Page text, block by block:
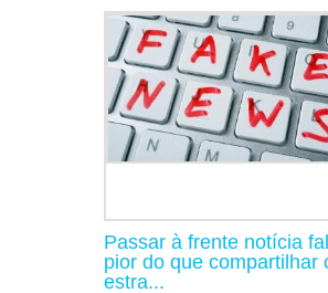
Passar à frente notícia
pior do que compartilhar
estra...